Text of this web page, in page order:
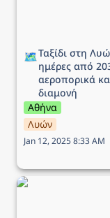
🗺️Ταξίδι στη
ημέρες από
αεροπορικά
διαμονή
Αθήνα
Λυών
Jan 12, 2025 8:33 AM
Ταξίδι στο